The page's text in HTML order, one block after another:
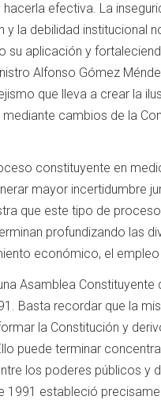
efectiva. La
y la debilidad institucional
su aplicación y
Alfonso Gómez
que lleva a crear la
cambios de la
constituyente en
mayor incertidumbre
que este tipo de
profundizando las
económico, el
Asamblea
Basta recordar que la
la Constitución y
puede terminar
los poderes públicos y
1991 estableció